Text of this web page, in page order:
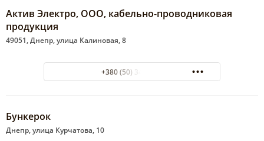
Актив Электро, ООО, кабельно-проводниковая
продукция
49051, Днепр, улица Калиновая, 8
+380 (50) 3473337
Бункерок
Днепр, улица Курчатова, 10